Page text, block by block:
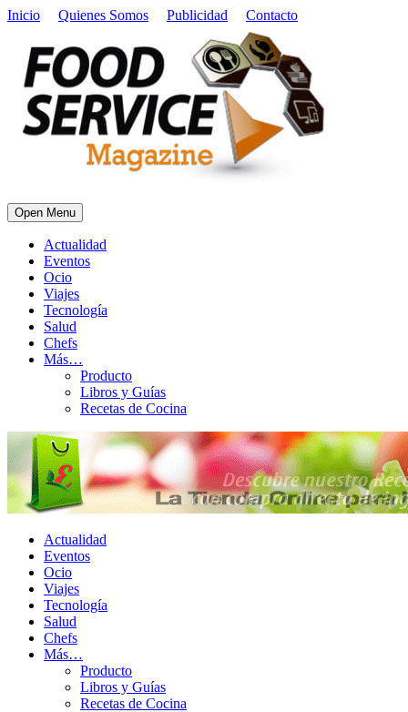
Inicio Quienes Somos Publicidad Contacto
Open Menu
Actualidad
Eventos
Ocio
Viajes
Tecnología
Salud
Chefs
Más…
Producto
Libros y Guías
Recetas de Cocina
Actualidad
Eventos
Ocio
Viajes
Tecnología
Salud
Chefs
Más…
Producto
Libros y Guías
Recetas de Cocina